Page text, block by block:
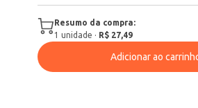
Resumo da compra:
1 unidade · R$ 27,49
Adicionar ao